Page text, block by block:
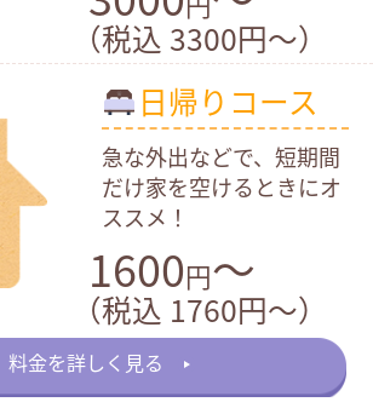
（税込 3300円〜）
日帰りコース
急な外出などで、短期間
だけ家を空けるときにオ
ススメ！
1600円～
（税込 1760円〜）
料金を詳しく見る